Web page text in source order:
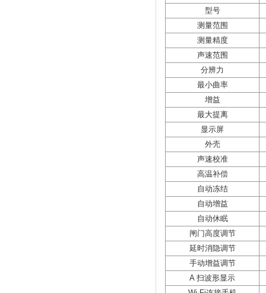
型号
测量范围
测量精度
声速范围
分辨力
最小曲率
增益
最大提离
显示屏
外壳
声速校准
高温补偿
自动冻结
自动增益
自动休眠
闸门高度调节
延时消隐调节
手动增益调节
A 扫波形显示